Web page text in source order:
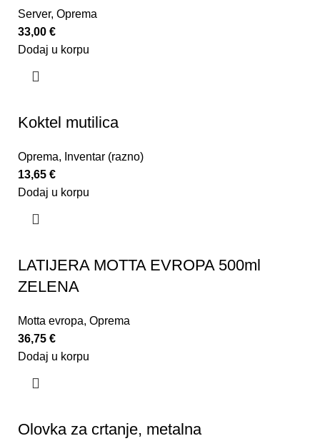
Server, Oprema
33,00 €
Dodaj u korpu
Koktel mutilica
Oprema, Inventar (razno)
13,65 €
Dodaj u korpu
LATIJERA MOTTA EVROPA 500ml
ZELENA
Motta evropa, Oprema
36,75 €
Dodaj u korpu
Olovka za crtanje, metalna